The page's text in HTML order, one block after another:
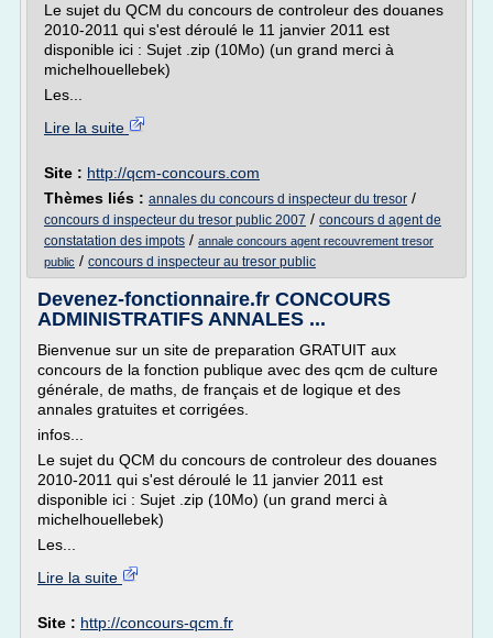
Le sujet du QCM du concours de controleur des douanes
2010-2011 qui s'est déroulé le 11 janvier 2011 est
disponible ici : Sujet .zip (10Mo) (un grand merci à
michelhouellebek)
Les...
Lire la suite
Site : http://qcm-concours.com
Thèmes liés : annales du concours d inspecteur du tresor /
concours d inspecteur du tresor public 2007 / concours d agent de
constatation des impots / annale concours agent recouvrement tresor
public / concours d inspecteur au tresor public
Devenez-fonctionnaire.fr CONCOURS
ADMINISTRATIFS ANNALES ...
Bienvenue sur un site de preparation GRATUIT aux
concours de la fonction publique avec des qcm de culture
générale, de maths, de français et de logique et des
annales gratuites et corrigées.
infos...
Le sujet du QCM du concours de controleur des douanes
2010-2011 qui s'est déroulé le 11 janvier 2011 est
disponible ici : Sujet .zip (10Mo) (un grand merci à
michelhouellebek)
Les...
Lire la suite
Site : http://concours-qcm.fr